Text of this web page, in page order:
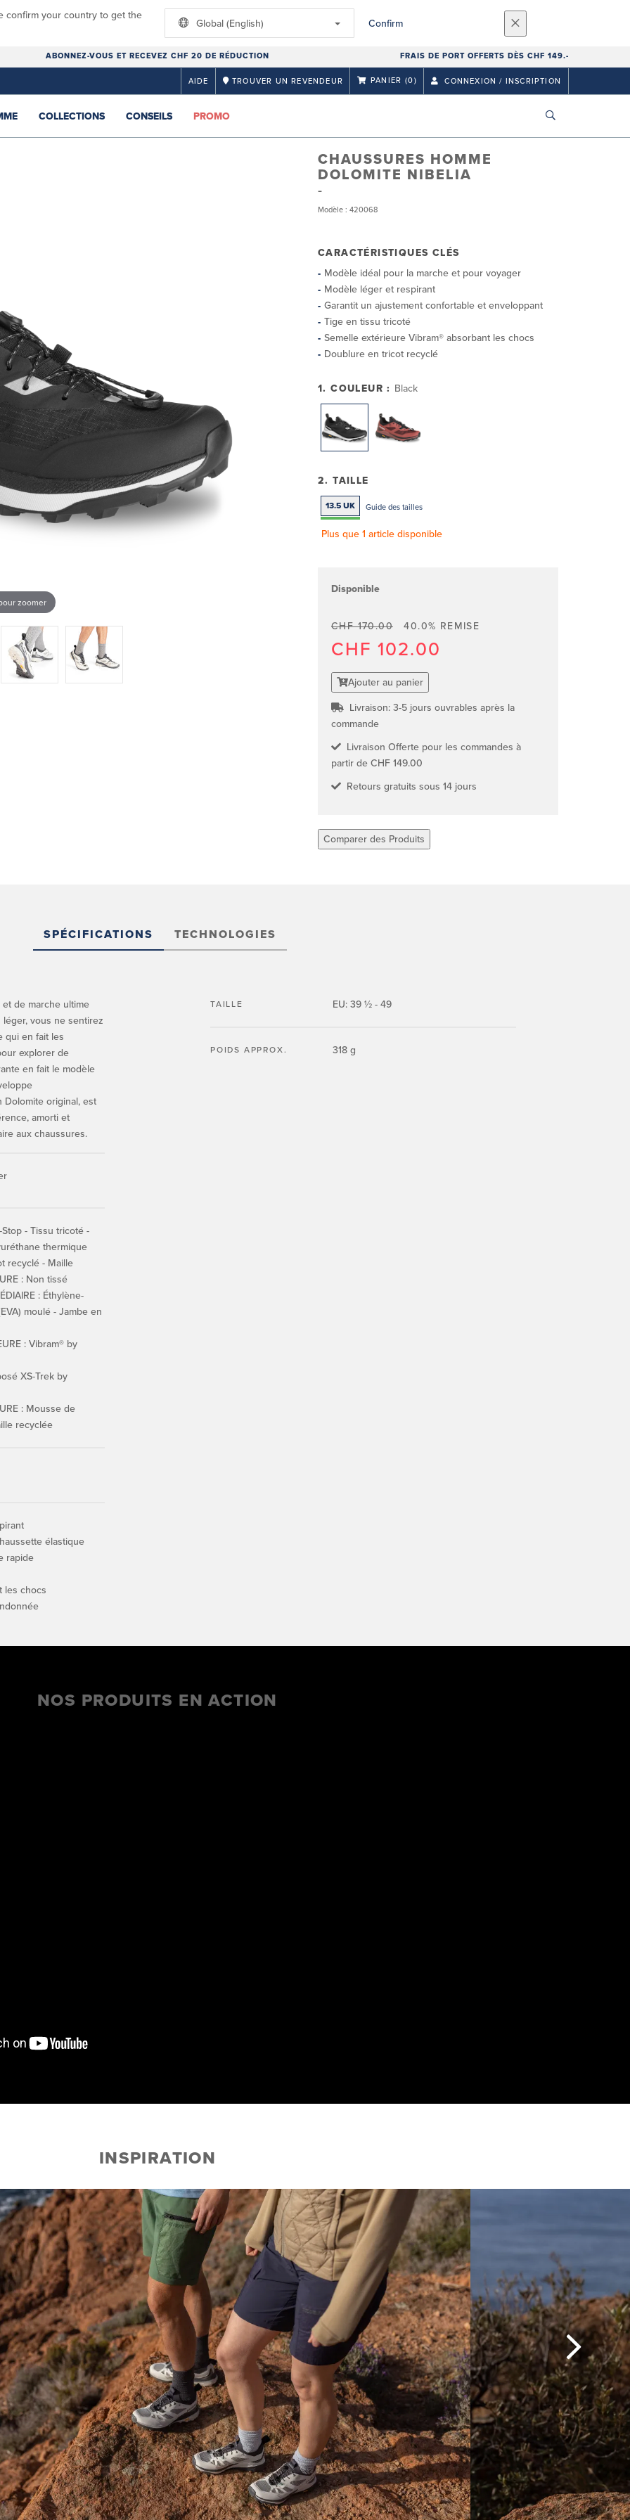
confirm your country to get the
Global (English) Confirm
ABONNEZ-VOUS ET RECEVEZ CHF 20 DE RÉDUCTION FRAIS DE PORT OFFERTS DÈS CHF 149.-
AIDE TROUVER UN REVENDEUR PANIER (0) CONNEXION / INSCRIPTION
COLLECTIONS CONSEILS PROMO
CHAUSSURES HOMME
DOLOMITE NIBELIA
Modèle : 420068
zoomer
CARACTÉRISTIQUES CLÉS
Modèle idéal pour la marche et pour voyager
Modèle léger et respirant
Garantit un ajustement confortable et enveloppant
Tige en tissu tricoté
Semelle extérieure Vibram® absorbant les chocs
Doublure en tricot recyclé
1. COULEUR : Black
2. TAILLE
13.5 UK Guide des tailles
Plus que 1 article disponible
Disponible
CHF 170.00 40.0% REMISE
CHF 102.00
Ajouter au panier
Livraison: 3-5 jours ouvrables après la
commande
Livraison Offerte pour les commandes à
partir de CHF 149.00
Retours gratuits sous 14 jours
Comparer des Produits
SPÉCIFICATIONS TECHNOLOGIES
de marche ultime
vous ne sentirez
qui en fait les
explorer de
en fait le modèle
Dolomite original, est
amorti et
aux chaussures.
Stop - Tissu tricoté -
thermique
recyclé - Maille
: Non tissé
: Éthylène-
moulé - Jambe en
: Vibram® by
XS-Trek by
: Mousse de
recyclée
élastique
rapide
les chocs
TAILLE EU: 39 ½ - 49
POIDS APPROX. 318 g
NOS PRODUITS EN ACTION
INSPIRATION